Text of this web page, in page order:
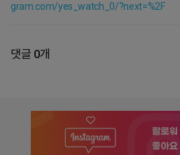
gram.com/yes_watch_0/?next=%2F
댓글 0개